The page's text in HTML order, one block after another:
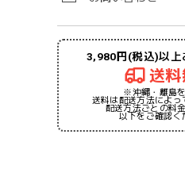
3,980円(税込)以上
送
※沖縄・離島を
送料は配送方法によっ
配送方法ごとの料
以下をご確認く